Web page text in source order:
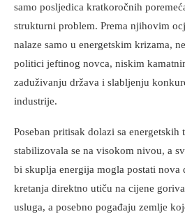
samo posljedica kratkoročnih
strukturni problem. Prema njihovim
nalaze samo u energetskim krizama,
politici jeftinog novca, niskim
zaduživanju država i slabljenju
industrije.
Poseban pritisak dolazi sa energetskih
stabilizovala se na visokom nivou, a
bi skuplja energija mogla postati nova
kretanja direktno utiču na cijene
usluga, a posebno pogađaju zemlje